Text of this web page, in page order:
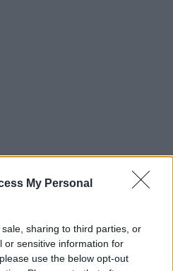
My Personal
sharing to third parties, or
or sensitive information for
use the below opt-out